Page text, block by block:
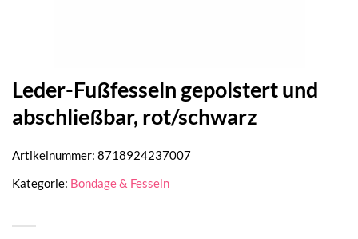
Leder-Fußfesseln gepolstert und
abschließbar, rot/schwarz
Artikelnummer: 8718924237007
Kategorie: Bondage & Fesseln